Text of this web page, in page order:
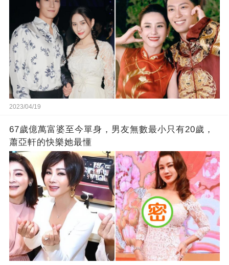
2023/04/19
67歲億萬富婆至今單身，男友無數最小只有20歲，
蕭亞軒的快樂她最懂